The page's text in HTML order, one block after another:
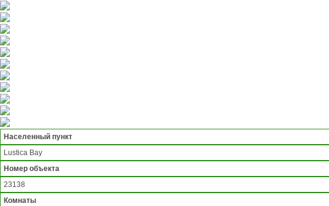
Населенный пункт
Lustica Bay
Номер объекта
23138
Комнаты